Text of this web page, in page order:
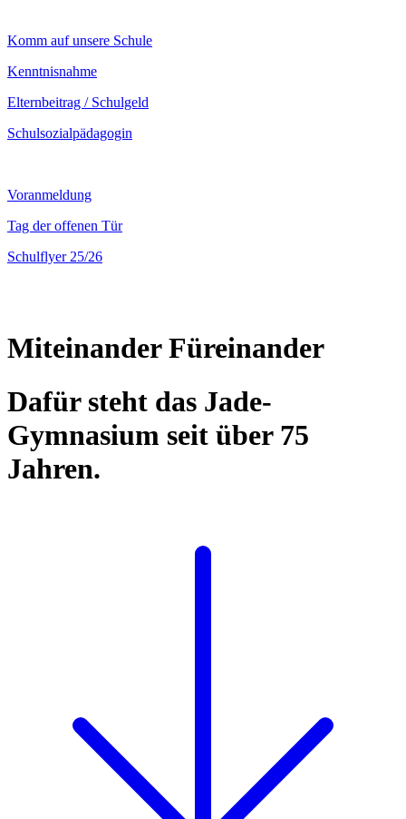
Komm auf unsere Schule
Kenntnisnahme
Elternbeitrag / Schulgeld
Schulsozialpädagogin
Voranmeldung
Tag der offenen Tür
Schulflyer 25/26
Miteinander Füreinander
Dafür steht das Jade-
Gymnasium seit über 75
Jahren.